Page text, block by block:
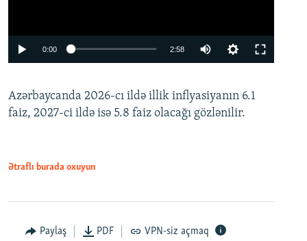
0:00 2:58
360p
480p
Azərbaycanda 2026-cı ildə illik inflyasiyanın 6.1
faiz, 2027-ci ildə isə 5.8 faiz olacağı gözlənilir.
Ətraflı burada oxuyun
Paylaş PDF VPN-siz açmaq